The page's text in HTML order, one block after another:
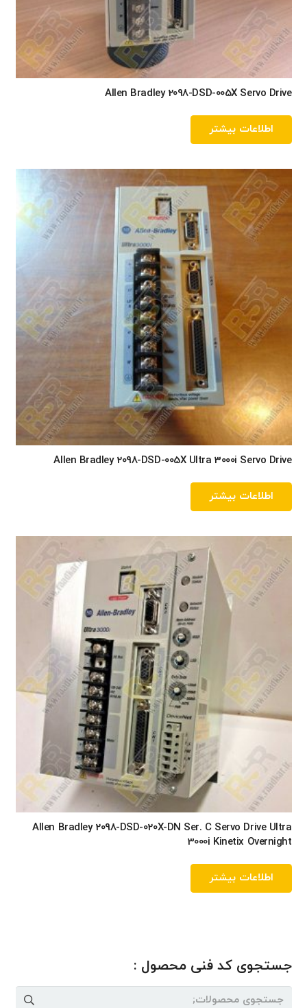
Allen Bradley 2098-DSD-005X Servo Drive
اطلاعات بیشتر
Allen Bradley 2098-DSD-005X Ultra 3000i Servo Drive
اطلاعات بیشتر
Allen Bradley 2098-DSD-020X-DN Ser. C Servo Drive Ultra
3000i Kinetix Overnight
اطلاعات بیشتر
جستجوی کد فنی محصول :
جستجو